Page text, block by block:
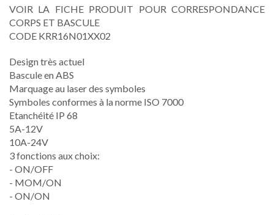
VOIR LA FICHE PRODUIT POUR CORRESPONDANCE
CORPS ET BASCULE
CODE KRR16N01XX02
Design très actuel
Bascule en ABS
Marquage au laser des symboles
Symboles conformes à la norme ISO 7000
Etanchéité IP 68
5A-12V
10A-24V
3 fonctions aux choix:
- ON/OFF
- MOM/ON
- ON/ON